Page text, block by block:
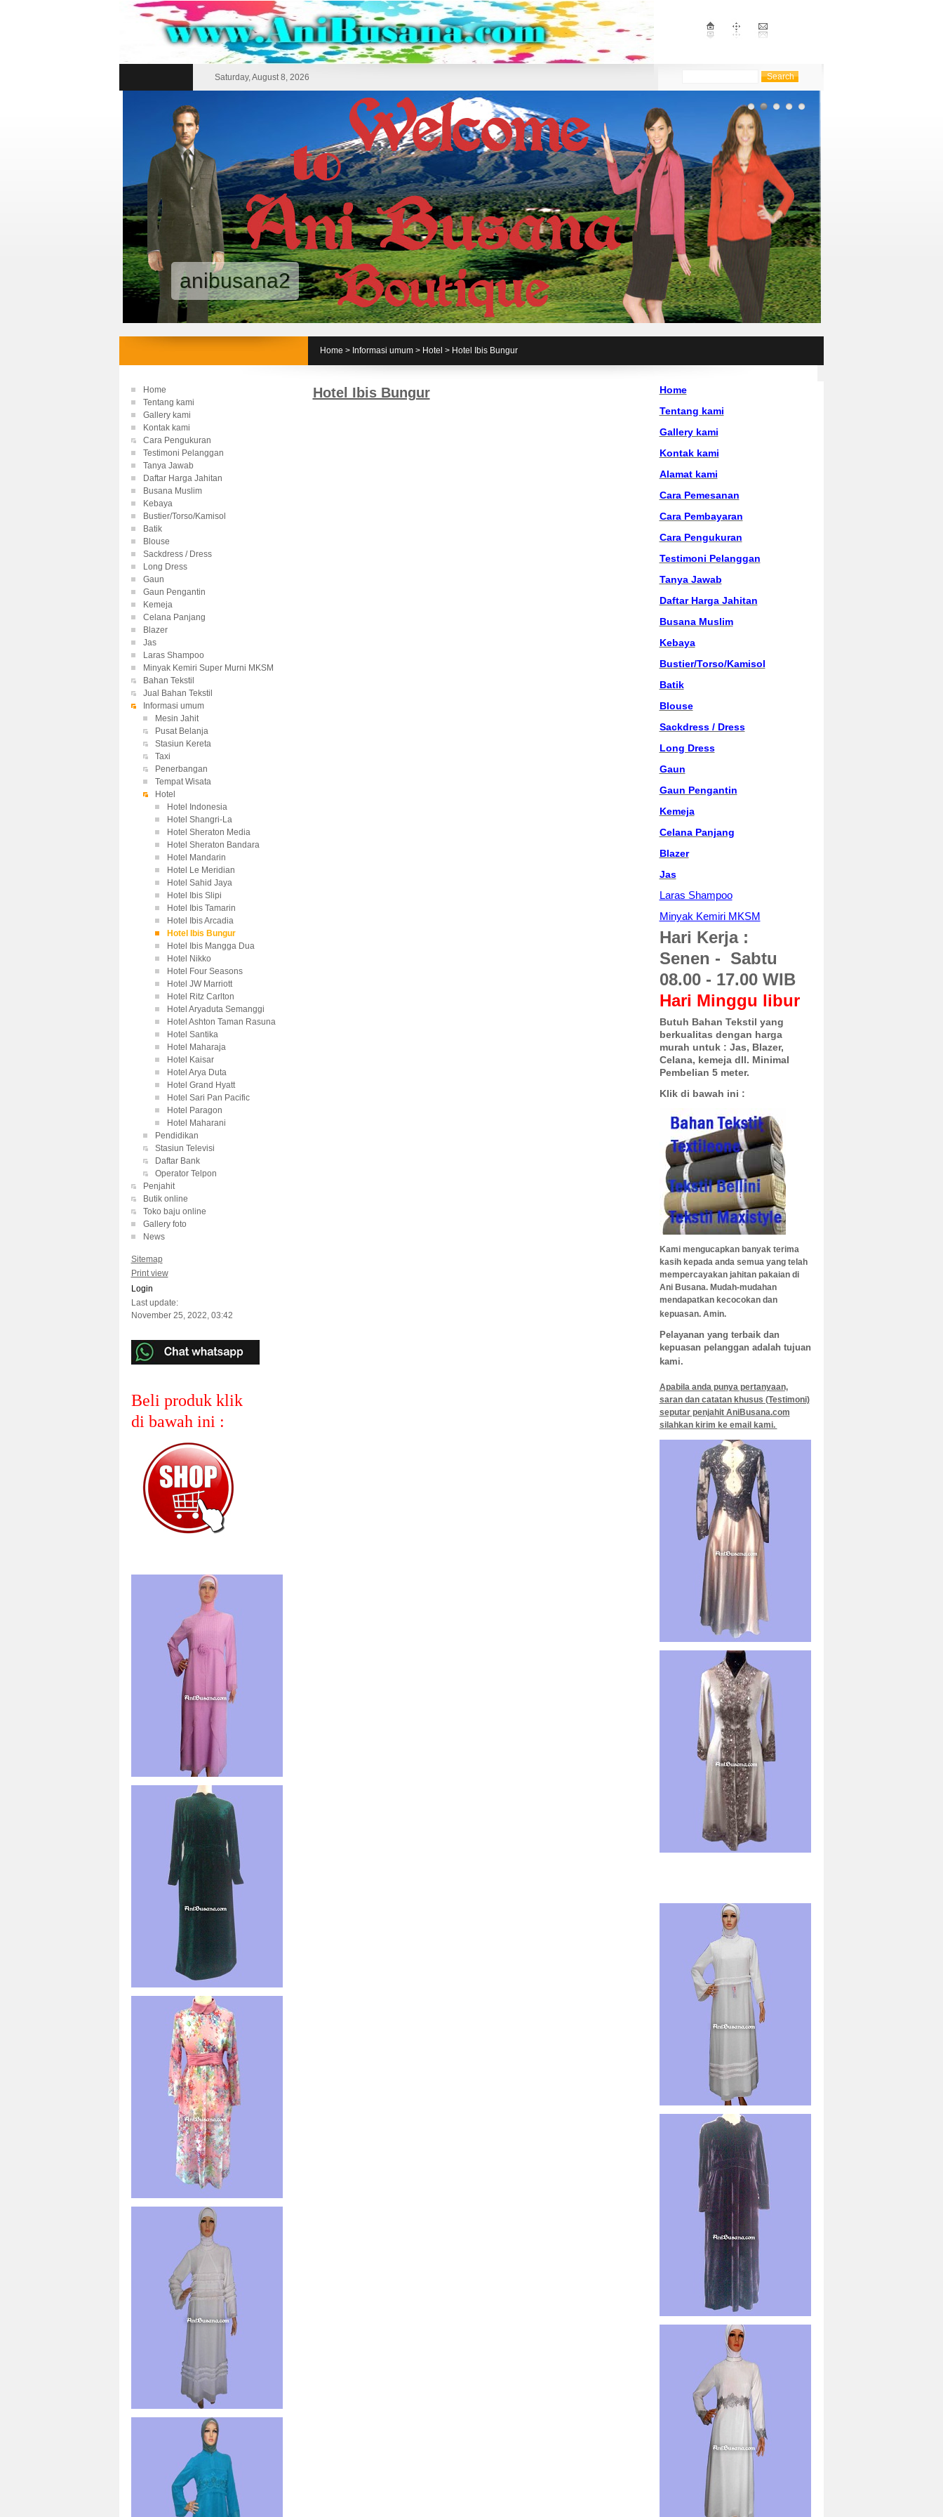
Saturday, August 8, 2026
Home > Informasi umum> Hotel > Hotel Ibis Bungur
Home
Tentang kami
Gallery kami
Kontak kami
Cara Pengukuran
Testimoni Pelanggan
Tanya Jawab
Daftar Harga Jahitan
Busana Muslim
Kebaya
Bustier/Torso/Kamisol
Batik
Blouse
Sackdress / Dress
Long Dress
Gaun
Gaun Pengantin
Kemeja
Celana Panjang
Blazer
Jas
Laras Shampoo
Minyak Kemiri Super Murni MKSM
Bahan Tekstil
Jual Bahan Tekstil
Informasi umum
Mesin Jahit
Pusat Belanja
Stasiun Kereta
Taxi
Penerbangan
Tempat Wisata
Hotel
Hotel Indonesia
Hotel Shangri-La
Hotel Sheraton Media
Hotel Sheraton Bandara
Hotel Mandarin
Hotel Le Meridian
Hotel Sahid Jaya
Hotel Ibis Slipi
Hotel Ibis Tamarin
Hotel Ibis Arcadia
Hotel Ibis Bungur
Hotel Ibis Mangga Dua
Hotel Nikko
Hotel Four Seasons
Hotel JW Marriott
Hotel Ritz Carlton
Hotel Aryaduta Semanggi
Hotel Ashton Taman Rasuna
Hotel Santika
Hotel Maharaja
Hotel Kaisar
Hotel Arya Duta
Hotel Grand Hyatt
Hotel Sari Pan Pacific
Hotel Paragon
Hotel Maharani
Pendidikan
Stasiun Televisi
Daftar Bank
Operator Telpon
Penjahit
Butik online
Toko baju online
Gallery foto
News
Sitemap
Print view
Login
Last update:
November 25, 2022, 03:42
Beli produk klik
di bawah ini :
Hotel Ibis Bungur
Home
Tentang kami
Gallery kami
Kontak kami
Alamat kami
Cara Pemesanan
Cara Pembayaran
Cara Pengukuran
Testimoni Pelanggan
Tanya Jawab
Daftar Harga Jahitan
Busana Muslim
Kebaya
Bustier/Torso/Kamisol
Batik
Blouse
Sackdress / Dress
Long Dress
Gaun
Gaun Pengantin
Kemeja
Celana Panjang
Blazer
Jas
Laras Shampoo
Minyak Kemiri MKSM
Hari Kerja :
Senen - Sabtu
08.00 - 17.00 WIB
Hari Minggu libur
Butuh Bahan Tekstil yang
berkualitas dengan harga
murah untuk : Jas, Blazer,
Celana, kemeja dll. Minimal
Pembelian 5 meter.
Klik di bawah ini :
Kami mengucapkan banyak terima
kasih kepada anda semua yang telah
mempercayakan jahitan pakaian di
Ani Busana. Mudah-mudahan
mendapatkan kecocokan dan
kepuasan. Amin.
Pelayanan yang terbaik dan
kepuasan pelanggan adalah tujuan
kami.
Apabila anda punya pertanyaan,
saran dan catatan khusus (Testimoni)
seputar penjahit AniBusana.com
silahkan kirim ke email kami.